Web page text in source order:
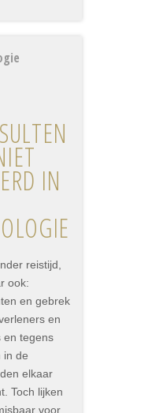
IN
reistijd,
ook:
en gebrek
en
en tegens
in de
elkaar
Toch lijken
voor